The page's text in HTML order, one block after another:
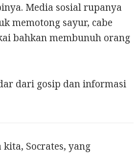
Media sosial rupanya
memotong sayur, cabe
bahkan membunuh orang
dari gosip dan informasi
Socrates, yang